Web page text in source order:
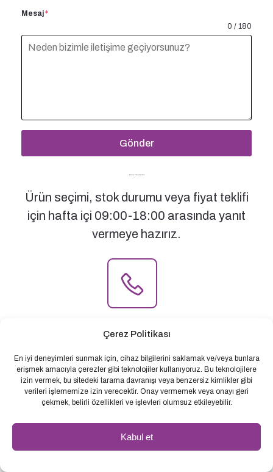
Çerez Politikası
En iyi deneyimleri sunmak için, cihaz bilgilerini saklamak ve/veya bunlara
erişmek amacıyla çerezler gibi teknolojiler kullanıyoruz. Bu teknolojilere
izin vermek, bu sitedeki tarama davranışı veya benzersiz kimlikler gibi
verileri işlememize izin verecektir. Onay vermemek veya onayı geri
çekmek, belirli özellikleri ve işlevleri olumsuz etkileyebilir.
Kabul et
Mesaj*
0 / 180
Gönder
Bizimle İletişime Geçin
Ürün seçimi, stok durumu veya fiyat teklifi
için hafta içi 09:00-18:00 arasında yanıt
vermeye hazırız.
+90 (312) 461 0 461
E-posta Adresimiz:
info@cika.com.tr